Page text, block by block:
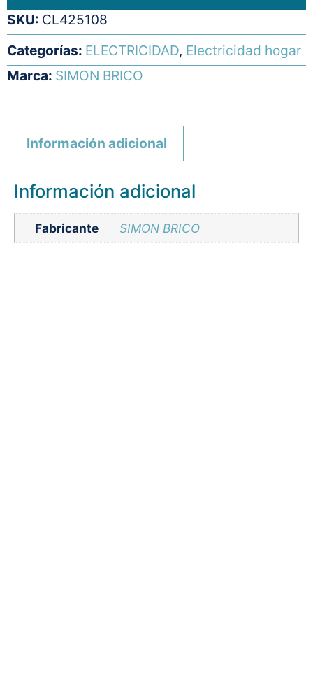
SKU: CL425108
Categorías: ELECTRICIDAD, Electricidad hogar
Marca: SIMON BRICO
Información adicional
Información adicional
Fabricante SIMON BRICO